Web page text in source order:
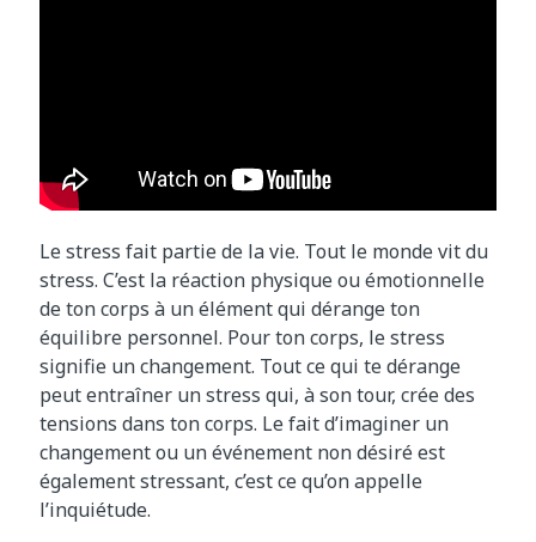
​Le stress fait partie de la vie. Tout le monde vit du
stress. C’est la réaction physique ou émotionnelle
de ton corps à un élément qui dérange ton
équilibre personnel. Pour ton corps, le stress
signifie un changement. Tout ce qui te dérange
peut entraîner un stress qui, à son tour, crée des
tensions dans ton corps. Le fait d’imaginer un
changement ou un événement non désiré est
également stressant, c’est ce qu’on appelle
l’inquiétude.